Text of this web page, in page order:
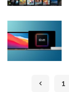
1